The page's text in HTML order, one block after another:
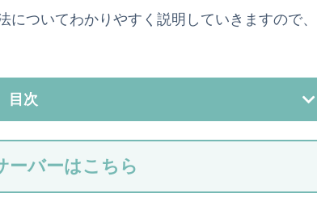
ついてわかりやすく説明していきますので、
目次
ーバーはこちら